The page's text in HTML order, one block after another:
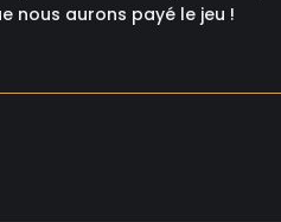
nous aurons payé le jeu !